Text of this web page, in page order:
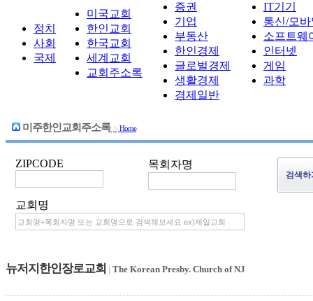
정치
사회
국제
미국교회
한인교회
한국교회
세계교회
교회주소록
증권
기업
부동산
한인경제
글로벌경제
생활경제
경제일반
IT기기
통신/모
소프트웨
인터넷
게임
과학
미주한인교회주소록 > Home
ZIPCODE 목회자명
교회명
뉴저지한인장로교회 | The Korean Presby. Church of NJ